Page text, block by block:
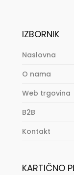
IZBORNIK
Naslovna
O nama
Web trgovina
B2B
Kontakt
KARTIČNO